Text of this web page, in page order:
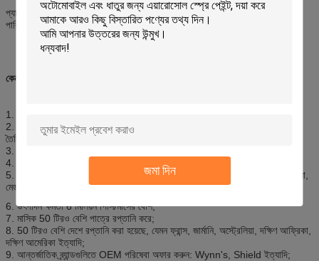
জমা দিন
প্যাকেজ: আমরা আপনার অনুরোধ করা আকারের উপর ভিত্তি করে প্যাকেজ ডিজাইন করতে
পারি।
কেন আমাদের নির্বাচন করেছে
1. 1997 সালে প্রতিষ্ঠিত, প্রায় 15 বছরের ইতিহাস;
2. 2টি প্রধান কারখানার মালিক, একটি Zhongshan এরোসল তৈরিতে, একটি Foshan
তৈরির সিলেন্ট;
3. চারটি (4) প্রধান ব্র্যান্ড: আই-লাইক, ক্যাপ্টেন, আইম্যাক্স, কিং জয়েন;
4. ISO9001, TUV, ASTM, REACH, ইত্যাদি সার্টিফিকেট;
5. 5টিরও বেশি B2B ওয়েবসাইটের গোল্ড সদস্য: আলিবাবা, আলিবাবা জাপান, আলিবাবা চায়না,
মেড-ইন-চীন, ইত্যাদি;
6. উৎপাদন ক্ষমতা 6 মিলিয়ন পিসি/মাসের বেশি;
7. মাসিক 50 টিরও বেশি পাত্রে রপ্তানি করে;
8. 50 টিরও বেশি দেশে রপ্তানি করা হয়েছে, যেমন ফ্রান্স, জার্মানি, অস্ট্রেলিয়া, দক্ষিণ আফ্রিকা,
দক্ষিণ আমেরিকা ইত্যাদি;
9. আন্তর্জাতিক ব্র্যান্ডগুলিতে OEM পরিষেবা অফার করুন: Wynn's, Shield ইত্যাদি;